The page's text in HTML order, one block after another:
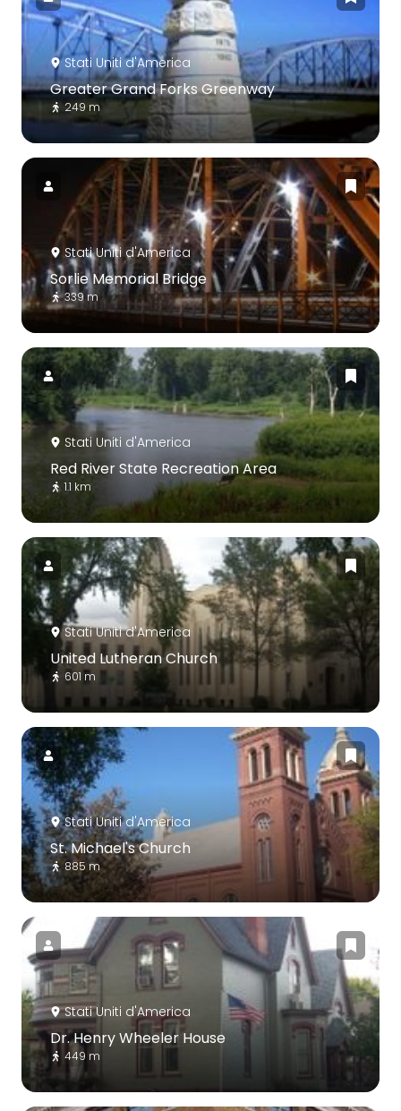
Stati Uniti d'America
Greater Grand Forks Greenway
249 m
Stati Uniti d'America
Sorlie Memorial Bridge
339 m
Stati Uniti d'America
Red River State Recreation Area
1.1 km
Stati Uniti d'America
United Lutheran Church
601 m
Stati Uniti d'America
St. Michael's Church
885 m
Stati Uniti d'America
Dr. Henry Wheeler House
449 m